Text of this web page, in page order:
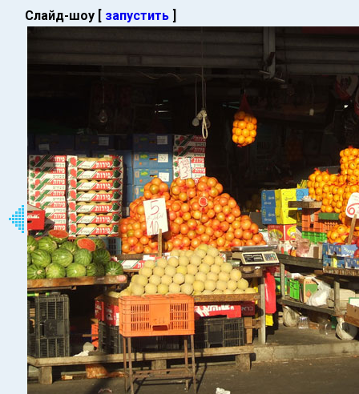
Слайд-шоу [ запустить ]